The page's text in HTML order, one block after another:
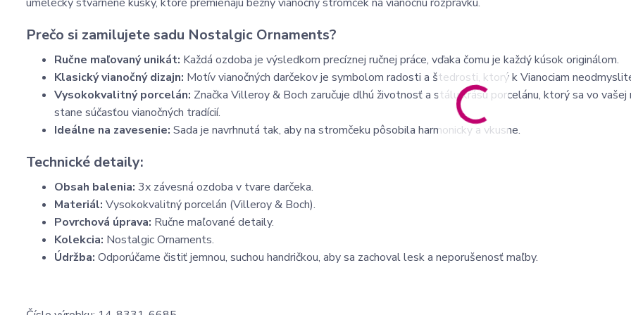
Prečo si zamilujete sadu Nostalgic Ornaments?
Ručne maľovaný unikát: Každá ozdoba je výsledkom precíznej ručnej práce, vďaka čomu je každý kúsok originálom.
Klasický vianočný dizajn: Motív vianočných darčekov je symbolom radosti a štedrosti, ktorý k Vianociam
Vysokokvalitný porcelán: Značka Villeroy & Boch zaručuje dlhú životnosť a stálu krásu porcelánu, ktorý sa vo vašej
stane súčasťou vianočných tradícií.
Ideálne na zavesenie: Sada je navrhnutá tak, aby na stromčeku pôsobila harmonicky a vkusne.
Technické detaily:
Obsah balenia: 3x závesná ozdoba v tvare darčeka.
Materiál: Vysokokvalitný porcelán (Villeroy & Boch).
Povrchová úprava: Ručne maľované detaily.
Kolekcia: Nostalgic Ornaments.
Údržba: Odporúčame čistiť jemnou, suchou handričkou, aby sa zachoval lesk a neporušenosť maľby.